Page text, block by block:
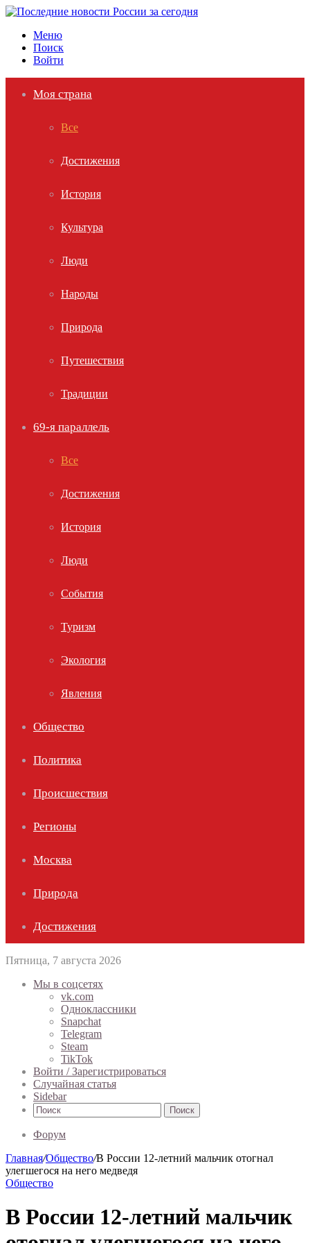
Меню
Поиск
Войти
Моя страна
Все
Достижения
История
Культура
Люди
Народы
Природа
Путешествия
Традиции
69-я параллель
Все
Достижения
История
Люди
События
Туризм
Экология
Явления
Общество
Политика
Происшествия
Регионы
Москва
Природа
Достижения
Пятница, 7 августа 2026
Мы в соцсетях
vk.com
Одноклассники
Snapchat
Telegram
Steam
TikTok
Войти / Зарегистрироваться
Случайная статья
Sidebar
Поиск
Форум
Главная/Общество/В России 12-летний мальчик отогнал
улегшегося на него медведя
Общество
В России 12-летний мальчик